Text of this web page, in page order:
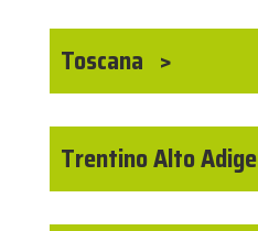
Toscana
Trentino Alto Adige